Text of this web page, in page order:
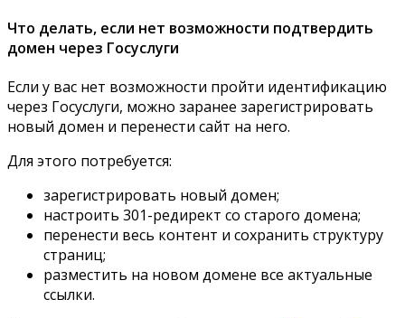
Что делать, если нет возможности подтвердить
домен через Госуслуги
Если у вас нет возможности пройти идентификацию
через Госуслуги, можно заранее зарегистрировать
новый домен и перенести сайт на него.
Для этого потребуется:
зарегистрировать новый домен;
настроить 301-редирект со старого домена;
перенести весь контент и сохранить структуру
страниц;
разместить на новом домене все актуальные
ссылки.